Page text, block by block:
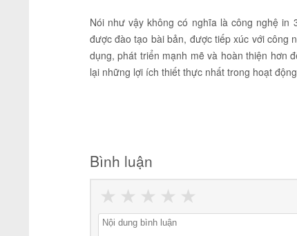
Nói như vậy không có nghĩa là công nghệ in
được đào tạo bài bản, được tiếp xúc với công
dụng, phát triển mạnh mẽ và hoàn thiện hơn
lại những lợi ích thiết thực nhất trong hoạt
Bình luận
★
★
★
★
★